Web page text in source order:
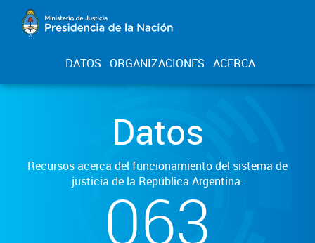
DATOS ORGANIZACIONES ACERCA
Datos
Recursos acerca del funcionamiento del sistema de
justicia de la República Argentina.
063